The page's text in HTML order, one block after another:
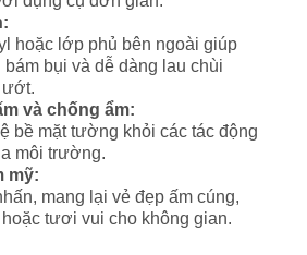
hoặc lớp phủ bên ngoài giúp
bám bụi và dễ dàng lau chùi
ướt.
và chống ẩm:
bề mặt tường khỏi các tác động
môi trường.
mỹ:
mang lại vẻ đẹp ấm cúng,
tươi vui cho không gian.